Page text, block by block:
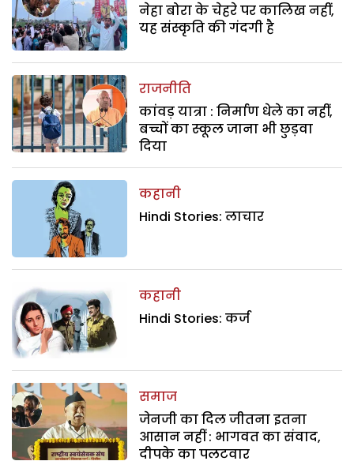
नेहा बोरा के चेहरे पर कालिख नहीं,
यह संस्कृति की गंदगी है
राजनीति
कांवड़ यात्रा : निर्माण धेले का नहीं,
बच्चों का स्कूल जाना भी छुड़वा
दिया
कहानी
Hindi Stories: लाचार
कहानी
Hindi Stories: कर्ज
समाज
जेनजी का दिल जीतना इतना
आसान नहीं : भागवत का संवाद,
दीपके का पलटवार